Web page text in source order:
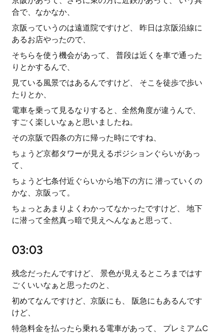
合で、なかなか、
京阪っていうのは遠道院ですけど、 昨日は京阪沿線に
あるお店やったので、
そちらを使う機会があって、 普段は近くを車で通った
りとかするんで、
見ている風景ではあるんですけど、 そこを徒歩で歩い
たりとか、
電車を乗って見るなりすると、全然角度が違うんで、
すごく楽しいなぁと思いましたね。
その京阪で四条の方に帰った時にですね、
ちょうど京都タワーが見えるポジションぐらいがあっ
て、
ちょうど七条付近ぐらいから地下の方に 潜っていくの
かな、京阪って。
ちょっとあまりよくわかってなかったですけど、 地下
に潜って全然真っ暗で見えへんなぁと思って、
03:03
残念だったんですけど、 景色が見えるところまではす
ごくいいなぁと思ったのと、
初めてなんですけど、京阪にも、 阪急にもあるんです
けど、
特急料金を払ったら乗れる電車があって、 プレミアムC